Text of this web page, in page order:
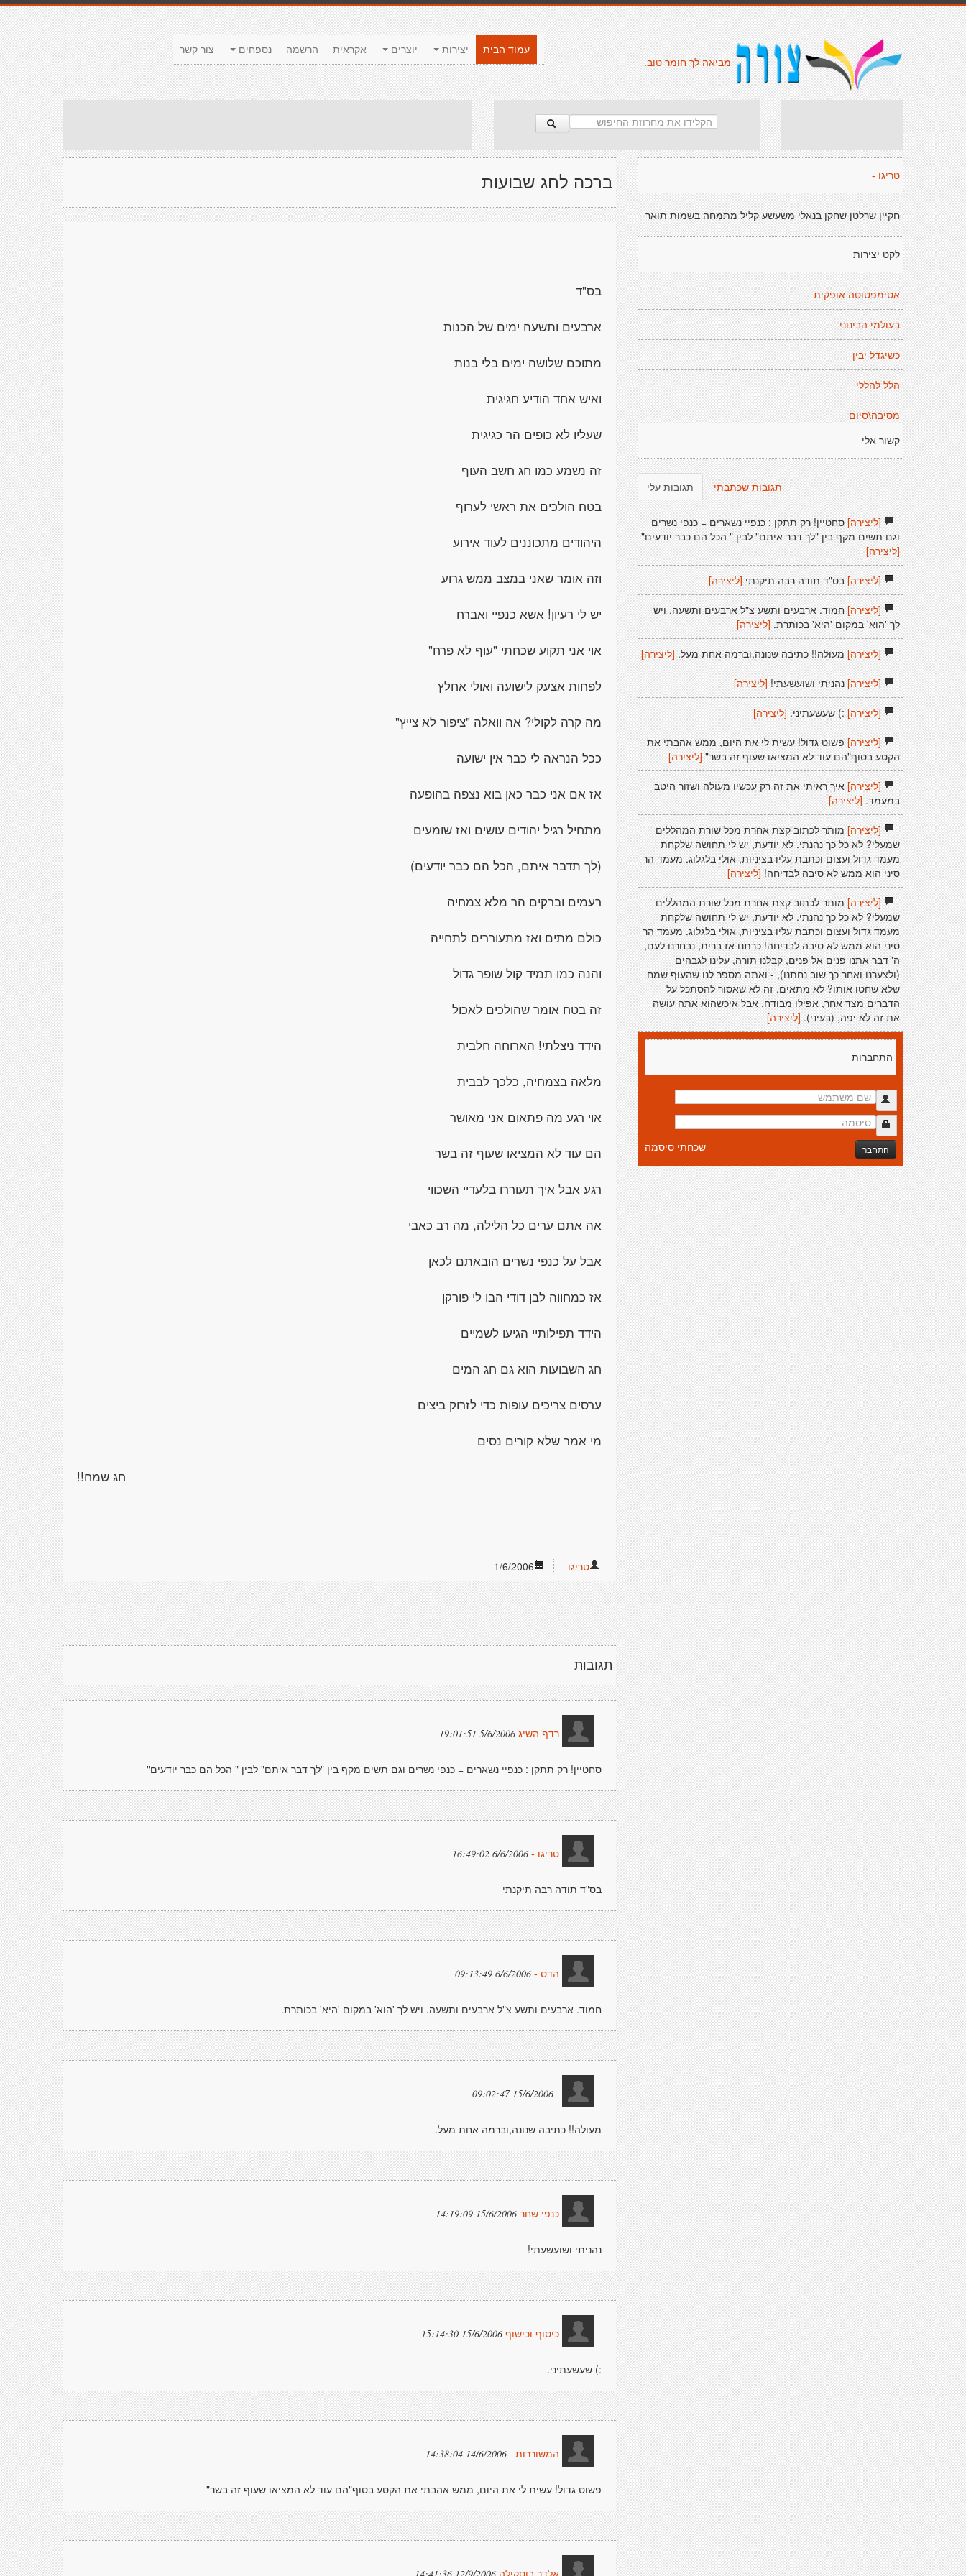
צור קשר נספחים הרשמה אקראית יוצרים יצירות
עמוד הבית
מביאה לך חומר טוב.
ברכה לחג שבועות
בס"ד
ארבעים ותשעה ימים של הכנות
מתוכם שלושה ימים בלי בנות
ואיש אחד הודיע חגיגית
שעליו לא כופים הר כגיגית
זה נשמע כמו חג חשב העוף
בטח הולכים את ראשי לערוף
היהודים מתכוננים לעוד אירוע
וזה אומר שאני במצב ממש גרוע
יש לי רעיון! אשא כנפיי ואברח
אוי אני תקוע שכחתי "עוף לא פרח"
לפחות אצעק לישועה ואולי אחלץ
מה קרה לקולי? אה וואלה "ציפור לא צייץ"
ככל הנראה לי כבר אין ישועה
אז אם אני כבר כאן בוא נצפה בהופעה
מתחיל רגיל יהודים עושים ואז שומעים
(לך תדבר איתם, הכל הם כבר יודעים)
רעמים וברקים הר מלא צמחיה
כולם מתים ואז מתעוררים לתחייה
והנה כמו תמיד קול שופר גדול
זה בטח אומר שהולכים לאכול
הידד ניצלתי! הארוחה חלבית
מלאה בצמחיה, כלכך לבבית
אוי רגע מה פתאום אני מאושר
הם עוד לא המציאו שעוף זה בשר
רגע אבל איך תעוררו בלעדיי השכווי
אה אתם ערים כל הלילה, מה רב כאבי
אבל על כנפי נשרים הובאתם לכאן
אז כמחווה לבן דודי הבו לי פורקן
הידד תפילותיי הגיעו לשמיים
חג השבועות הוא גם חג המים
ערסים צריכים עופות כדי לזרוק ביצים
מי אמר שלא קורים נסים
חג שמח!!
1/6/2006 טריגו -
תגובות
רדף השיג 5/6/2006 19:01:51
סחטיין! רק תתקן : כנפיי נשארים = כנפי נשרים וגם תשים מקף בין "לך דבר איתם" לבין " הכל הם כבר יודעים"
טריגו - 6/6/2006 16:49:02
בס"ד תודה רבה תיקנתי
הדס - 6/6/2006 09:13:49
חמוד. ארבעים ותשע צ"ל ארבעים ותשעה. ויש לך 'הוא' במקום 'היא' בכותרת.
15/6/2006 09:02:47
מעולה!! כתיבה שנונה,וברמה אחת מעל.
כנפי שחר 15/6/2006 14:19:09
נהניתי ושועשעתי!
כיסוף וכישוף 15/6/2006 15:14:30
:) שעשעתיני.
המשוררות . 14/6/2006 14:38:04
פשוט גדול! עשית לי את היום, ממש אהבתי את הקטע בסוף"הם עוד לא המציאו שעוף זה בשר"
טריגו -
חקיין שרלטן שחקן בנאלי משעשע קליל מתמחה בשמות תואר
לקט יצירות
אסימפטוטה אופקית
בעולמי הבינוני
כשיגדל יבין
הלל להללי
מסיבה\סיום
קשור אלי
תגובות עלי תגובות שכתבתי
[ליצירה]סחטיין! רק תתקן : כנפיי נשארים = כנפי נשרים
וגם תשים מקף בין "לך דבר איתם" לבין " הכל הם כבר יודעים"
[ליצירה]
[ליצירה]בס"ד תודה רבה תיקנתי [ליצירה]
[ליצירה]חמוד. ארבעים ותשע צ"ל ארבעים ותשעה. ויש
לך 'הוא' במקום 'היא' בכותרת. [ליצירה]
[ליצירה]מעולה!! כתיבה שנונה,וברמה אחת מעל.[ליצירה]
[ליצירה]נהניתי ושועשעתי! [ליצירה]
[ליצירה]:) שעשעתיני. [ליצירה]
[ליצירה]פשוט גדול! עשית לי את היום, ממש אהבתי את
הקטע בסוף"הם עוד לא המציאו שעוף זה בשר" [ליצירה]
[ליצירה]איך ראיתי את זה רק עכשיו מעולה ושזור היטב
במעמד. [ליצירה]
[ליצירה]מותר לכתוב קצת אחרת מכל שורת המהללים
שמעלי? לא כל כך נהנתי. לא יודעת, יש לי תחושה שלקחת
מעמד גדול ועצום וכתבת עליו בציניות, אולי בלגלוג. מעמד הר
סיני הוא ממש לא סיבה לבדיחה![ליצירה]
[ליצירה]מותר לכתוב קצת אחרת מכל שורת המהללים
שמעלי? לא כל כך נהנתי. לא יודעת, יש לי תחושה שלקחת
מעמד גדול ועצום וכתבת עליו בציניות, אולי בלגלוג. מעמד הר
סיני הוא ממש לא סיבה לבדיחה! כרתנו אז ברית, נבחרנו לעם,
ה' דבר אתנו פנים אל פנים, קבלנו תורה, עלינו לגבהים
(ולצערנו ואחר כך שוב נחתנו), - ואתה מספר לנו שהעוף שמח
שלא שחטו אותו? לא מתאים. זה לא שאסור להסתכל על
הדברים מצד אחר, אפילו מבודח, אבל איכשהוא אתה עושה
את זה לא יפה, (בעיני). [ליצירה]
התחברות
התחבר שכחתי סיסמה